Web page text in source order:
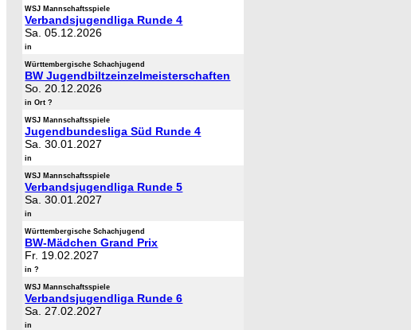
WSJ Mannschaftsspiele
Verbandsjugendliga Runde 4
Sa. 05.12.2026
in
Württembergische Schachjugend
BW Jugendbiltzeinzelmeisterschaften
So. 20.12.2026
in Ort ?
WSJ Mannschaftsspiele
Jugendbundesliga Süd Runde 4
Sa. 30.01.2027
in
WSJ Mannschaftsspiele
Verbandsjugendliga Runde 5
Sa. 30.01.2027
in
Württembergische Schachjugend
BW-Mädchen Grand Prix
Fr. 19.02.2027
in ?
WSJ Mannschaftsspiele
Verbandsjugendliga Runde 6
Sa. 27.02.2027
in